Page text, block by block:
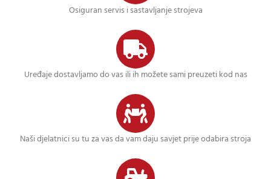
Osiguran servis i sastavljanje strojeva
Uređaje dostavljamo do vas ili ih možete sami preuzeti kod nas
Naši djelatnici su tu za vas da vam daju savjet prije odabira stroja